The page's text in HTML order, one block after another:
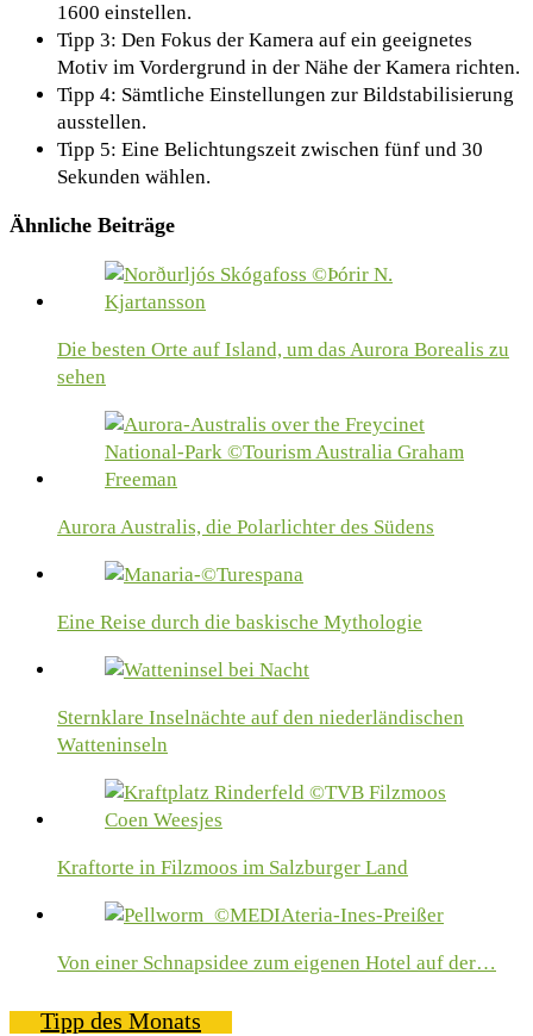
1600 einstellen.
Tipp 3: Den Fokus der Kamera auf ein geeignetes
Motiv im Vordergrund in der Nähe der Kamera richten.
Tipp 4: Sämtliche Einstellungen zur Bildstabilisierung
ausstellen.
Tipp 5: Eine Belichtungszeit zwischen fünf und 30
Sekunden wählen.
Ähnliche Beiträge
Die besten Orte auf Island, um das Aurora Borealis zu
sehen
Aurora Australis, die Polarlichter des Südens
Eine Reise durch die baskische Mythologie
Sternklare Inselnächte auf den niederländischen
Watteninseln
Kraftorte in Filzmoos im Salzburger Land
Von einer Schnapsidee zum eigenen Hotel auf der…
Tipp des Monats